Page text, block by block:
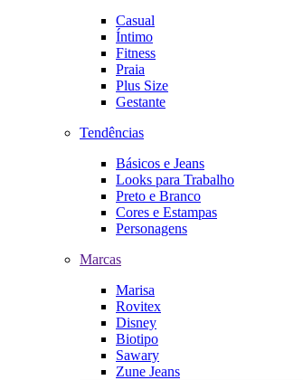
Casual
Íntimo
Fitness
Praia
Plus Size
Gestante
Tendências
Básicos e Jeans
Looks para Trabalho
Preto e Branco
Cores e Estampas
Personagens
Marcas
Marisa
Rovitex
Disney
Biotipo
Sawary
Zune Jeans